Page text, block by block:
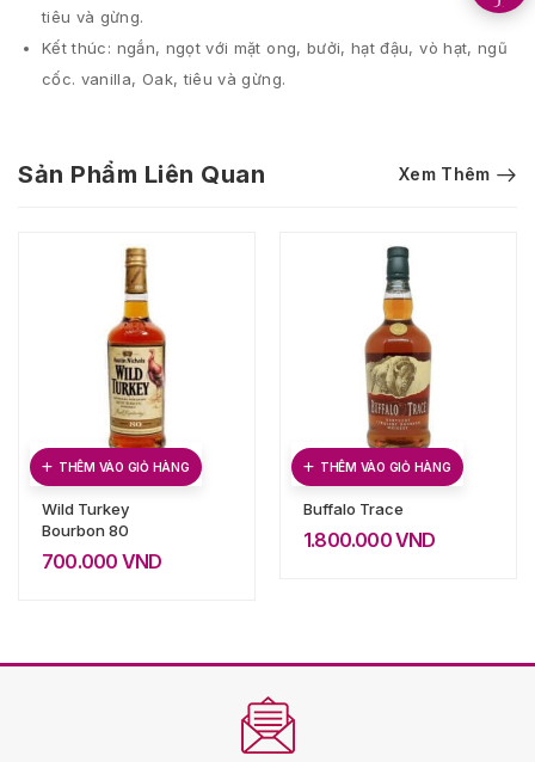
tiêu và gừng.
Kết thúc: ngắn, ngọt với mặt ong, bưởi, hạt đậu, vò hạt, ngũ
cốc. vanilla, Oak, tiêu và gừng.
Sản Phẩm Liên Quan Xem Thêm
THÊM VÀO GIỎ HÀNG
Wild Turkey
Bourbon 80
700.000 VND
THÊM VÀO GIỎ HÀNG
Buffalo Trace
1.800.000VND